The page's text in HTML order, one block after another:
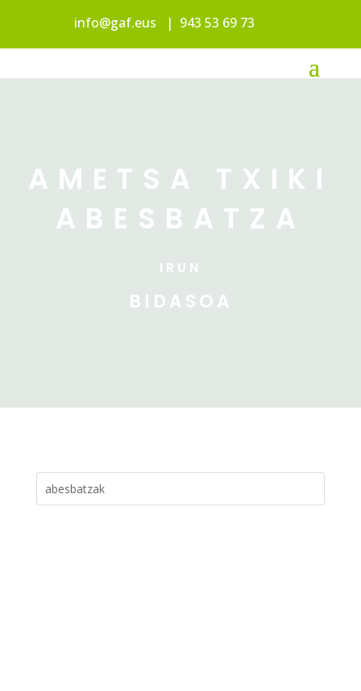
info@gaf.eus | 943 53 69 73
AMETSA TXIKI
ABESBATZA
IRUN
BIDASOA